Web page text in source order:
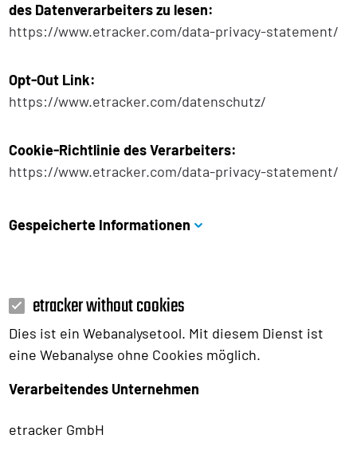
des Datenverarbeiters zu lesen:
https://www.etracker.com/data-privacy-statement/
Opt-Out Link:
https://www.etracker.com/datenschutz/
Cookie-Richtlinie des Verarbeiters:
https://www.etracker.com/data-privacy-statement/
Gespeicherte Informationen
etracker without cookies
Dies ist ein Webanalysetool. Mit diesem Dienst ist
eine Webanalyse ohne Cookies möglich.
Verarbeitendes Unternehmen
etracker GmbH